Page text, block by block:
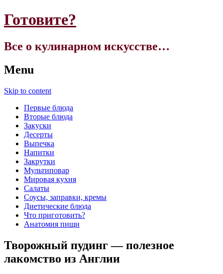
Готовите?
Все о кулинарном искусстве…
Menu
Skip to content
Первые блюда
Вторые блюда
Закуски
Десерты
Выпечка
Напитки
Закрутки
Мультиповар
Мировая кухня
Салаты
Соусы, заправки, кремы
Диетические блюда
Что приготовить?
Анатомия пищи
Творожный пудинг — полезное
лакомство из Англии